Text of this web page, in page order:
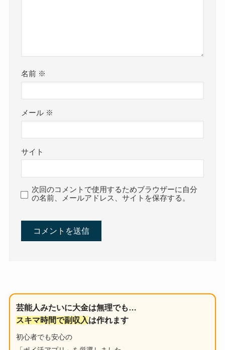
名前 ※
メール ※
サイト
次回のコメントで使用するためブラウザーに自分
の名前、メールアドレス、サイトを保存する。
芸能人みたいに大金は無理でも…
スキマ時間で副収入は作れます
初心者でも安心の